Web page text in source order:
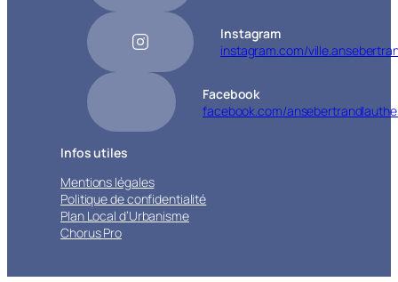
Instagram
instagram.com/
Facebook
facebook.com/
Infos utiles
Mentions légales
Politique de confidentialité
Plan Local d’Urbanisme
Chorus Pro